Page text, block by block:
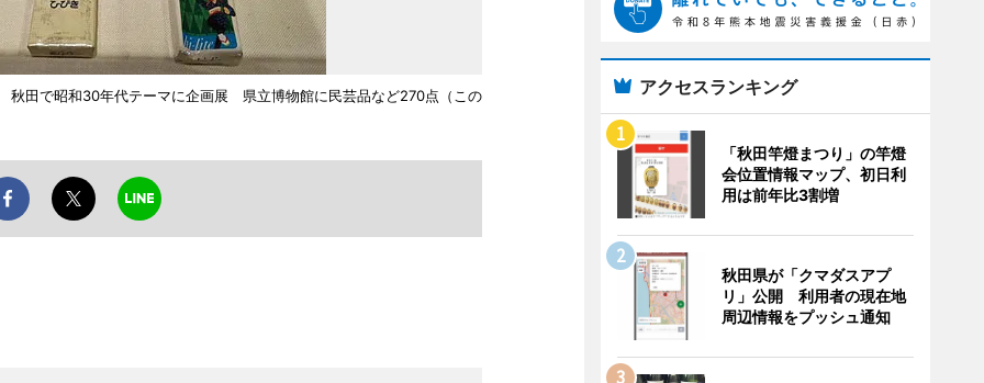
秋田で昭和30年代テーマに企画展 県立博物館に民芸品など270点（この アクセスランキング
「秋田竿燈まつり」の竿燈
会位置情報マップ、初日利
用は前年比3割増
秋田県が「クマダスアプ
リ」公開 利用者の現在地
周辺情報をプッシュ通知